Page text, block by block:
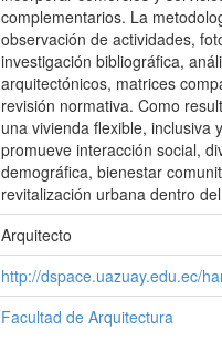
complementarios. La
observación de actividades,
investigación bibliográfica,
arquitectónicos, matrices
revisión normativa. Como
una vivienda flexible, inclusiva
promueve interacción social,
demográfica, bienestar
revitalización urbana dentro
Arquitecto
http://dspace.uazuay.edu.ec/
Facultad de Arquitectura